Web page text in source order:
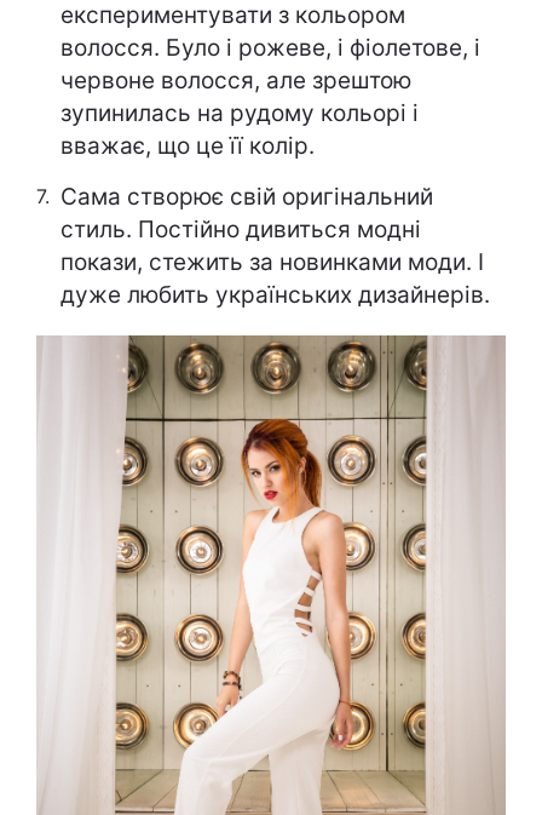
експериментувати з кольором
волосся. Було і рожеве, і фіолетове, і
червоне волосся, але зрештою
зупинилась на рудому кольорі і
вважає, що це її колір.
Сама створює свій оригінальний
стиль. Постійно дивиться модні
покази, стежить за новинками моди. І
дуже любить українських дизайнерів.